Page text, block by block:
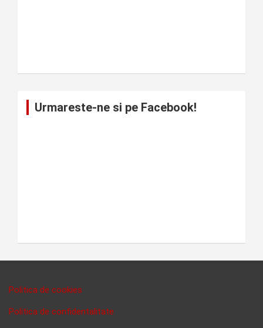
Urmareste-ne si pe Facebook!
Politica de cookies
Politica de confidentalitate